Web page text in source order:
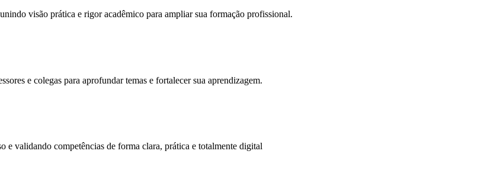
visão prática e rigor acadêmico para ampliar sua formação profissional.
e colegas para aprofundar temas e fortalecer sua aprendizagem.
e validando competências de forma clara, prática e totalmente digital